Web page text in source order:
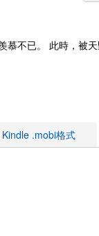
不已。 此時，被
.mobi格式